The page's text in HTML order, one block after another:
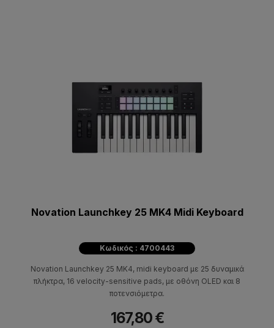
Novation Launchkey 25 MK4 Midi Keyboard
Κωδικός : 4700443
Novation Launchkey 25 MK4, midi keyboard με 25 δυναμικά
πλήκτρα, 16 velocity-sensitive pads, με οθόνη OLED και 8
ποτενσιόμετρα.
167,80 €